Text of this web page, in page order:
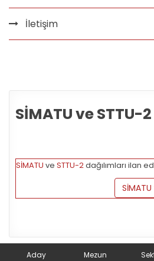
İletişim
SİMATU ve STTU-
SİMATU ve STTU-2dağılımları ilan
Aday Mezun